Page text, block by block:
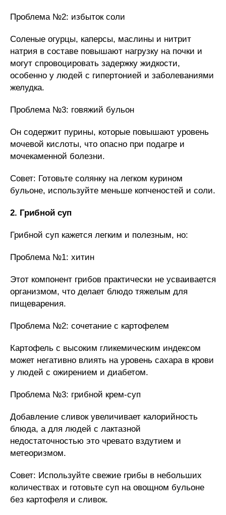
Проблема №2: избыток соли
Соленые огурцы, каперсы, маслины и нитрит
натрия в составе повышают нагрузку на почки и
могут спровоцировать задержку жидкости,
особенно у людей с гипертонией и заболеваниями
желудка.
Проблема №3: говяжий бульон
Он содержит пурины, которые повышают уровень
мочевой кислоты, что опасно при подагре и
мочекаменной болезни.
Совет: Готовьте солянку на легком курином
бульоне, используйте меньше копченостей и соли.
2. Грибной суп
Грибной суп кажется легким и полезным, но:
Проблема №1: хитин
Этот компонент грибов практически не усваивается
организмом, что делает блюдо тяжелым для
пищеварения.
Проблема №2: сочетание с картофелем
Картофель с высоким гликемическим индексом
может негативно влиять на уровень сахара в крови
у людей с ожирением и диабетом.
Проблема №3: грибной крем-суп
Добавление сливок увеличивает калорийность
блюда, а для людей с лактазной
недостаточностью это чревато вздутием и
метеоризмом.
Совет: Используйте свежие грибы в небольших
количествах и готовьте суп на овощном бульоне
без картофеля и сливок.